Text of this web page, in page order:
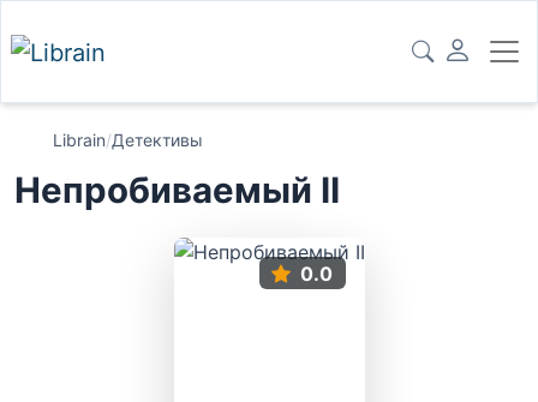
Librain/Детективы
Непробиваемый II
0.0